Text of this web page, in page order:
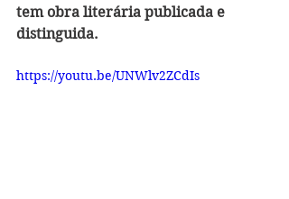
tem obra literária publicada e
distinguida.
https://youtu.be/UNWlv2ZCdIs